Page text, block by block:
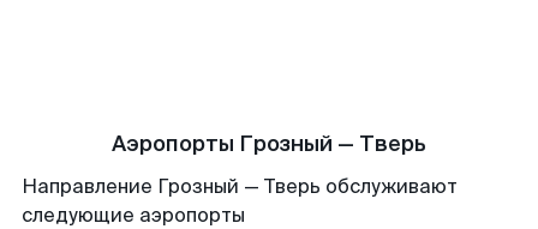
Аэропорты Грозный — Тверь
Направление Грозный — Тверь обслуживают
следующие аэропорты